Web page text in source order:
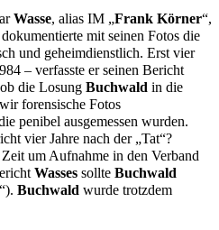
Wasse, alias IM „Frank Körner“,
mit seinen Fotos die
und geheimdienstlich. Erst vier
– verfasste er seinen Bericht
die Losung Buchwald in die
forensische Fotos
penibel ausgemessen wurden.
vier Jahre nach der „Tat“?
um Aufnahme in den Verband
Wasses sollte Buchwald
Buchwald wurde trotzdem